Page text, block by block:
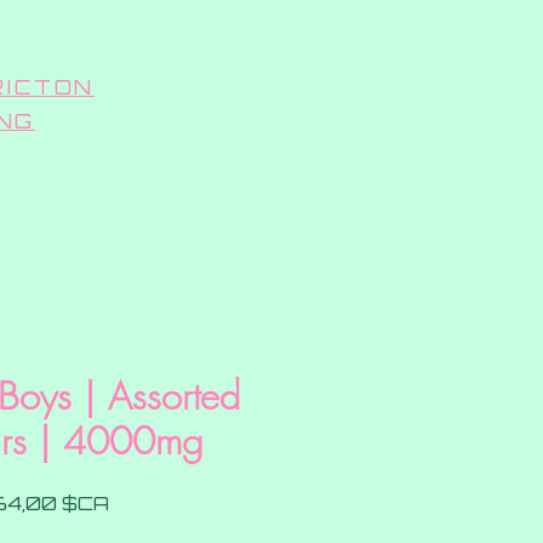
| Assorted
| 4000mg
$CAPrix